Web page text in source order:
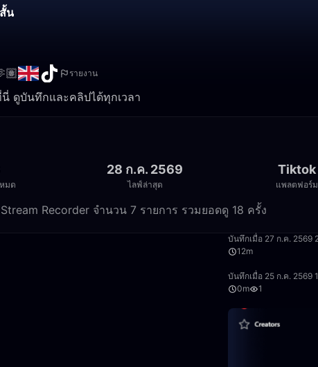
น
รายงาน
นี่ ดูบันทึกและคลิปได้ทุกเวลา
มด
28 ก.ค. 2569
ไลฟ์ล่าสุด
Tiktok
แพลตฟอร์ม
Recorder จำนวน 7 รายการ รวมยอดดู 18 ครั้ง
บันทึกเมื่อ 27 ก.ค. 2569
12m
บันทึกเมื่อ 25 ก.ค. 2569
0m
1